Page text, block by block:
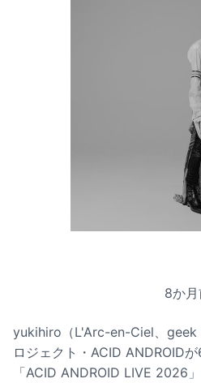
8か
yukihiro（L'Arc-en-Ciel、geek
ロジェクト・ACID ANDROID
「ACID ANDROID LIVE 2026